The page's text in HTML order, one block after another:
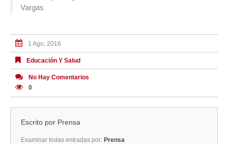
Vargas
1 Ago, 2016
Educación Y Salud
No Hay Comentarios
0
Escrito por Prensa
Examinar todas entradas por: Prensa